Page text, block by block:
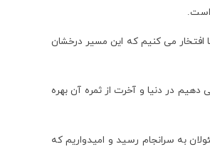
است.
افتخار می کنیم که این مسیر درخشان
در دنیا و آخرت از ثمره آن بهره
کارکنان نمونه هستند.و نمرات ارزشیاب سال 1401 با نظارت دقیق مدیران و مسئولان به سرانجام رسید و امیدواریم که